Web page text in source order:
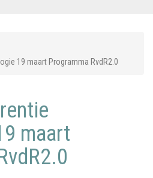
19 maart Programma RvdR2.0
maart